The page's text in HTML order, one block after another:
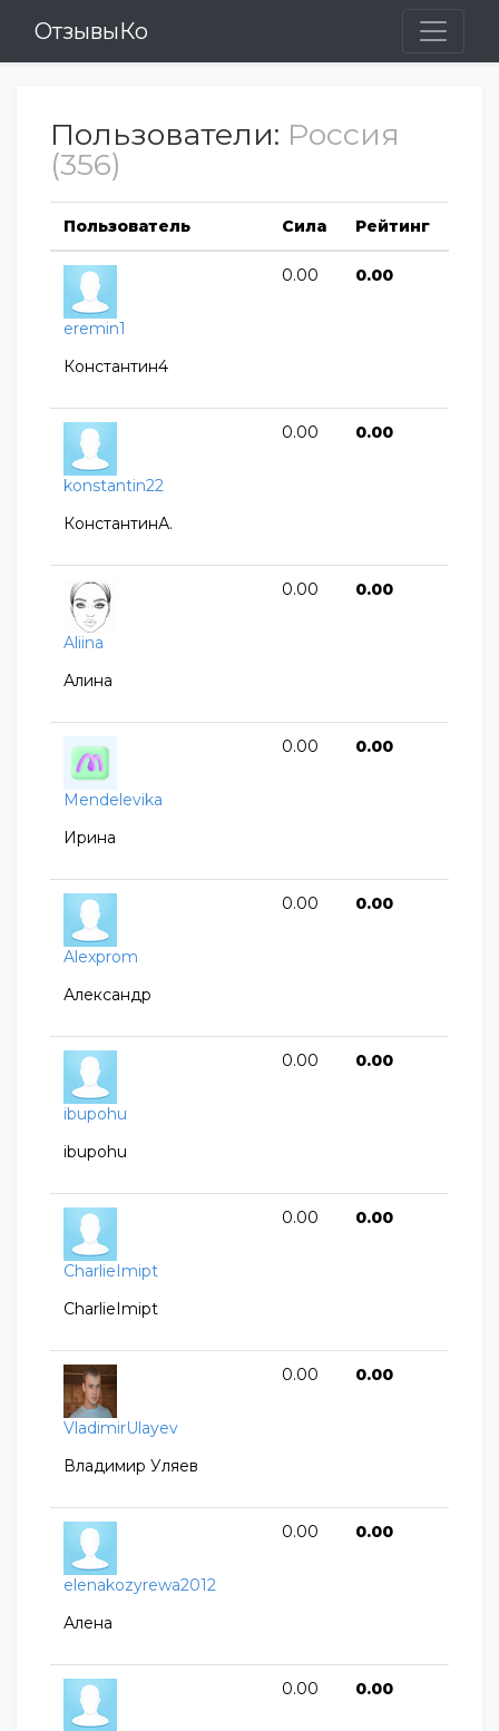
ОтзывыКо
Пользователи: Россия
(356)
Пользователь Сила Рейтинг
eremin1
Константин4
0.00 0.00
konstantin22
КонстантинА.
0.00 0.00
Aliina
Алина
0.00 0.00
Mendelevika
Ирина
0.00 0.00
Alexprom
Александр
0.00 0.00
ibupohu
ibupohu
0.00 0.00
CharlieImipt
CharlieImipt
0.00 0.00
VladimirUlayev
Владимир Уляев
0.00 0.00
elenakozyrewa2012
Алена
0.00 0.00
0.00 0.00